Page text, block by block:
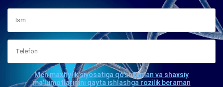
Men maxfiylik siyosatiga qo'shilaman va shaxsiy
ma'lumotlarimni qayta ishlashga rozilik beraman